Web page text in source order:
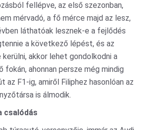
fellépve, az első szezonban,
mérvadó, a fő mérce majd az lesz,
láthatóak lesznek-e a fejlődés
a következő lépést, és az
akkor lehet gondolkodni a
ahonnan persze még mindig
az F1-ig, amiről Filiphez hasonlóan az
is álmodik.
csalódás